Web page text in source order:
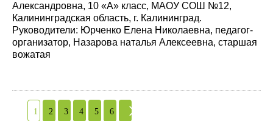
Александровна, 10 «А» класс, МАОУ СОШ №12,
Калининградская область, г. Калининград.
Руководители: Юрченко Елена Николаевна, педагог-
организатор, Назарова наталья Алексеевна, старшая
вожатая
1 2 3 4 5 6